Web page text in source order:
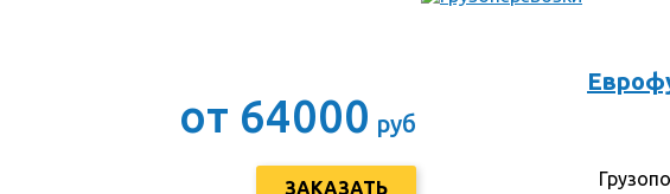
от 64000 руб
ЗАКАЗАТЬ